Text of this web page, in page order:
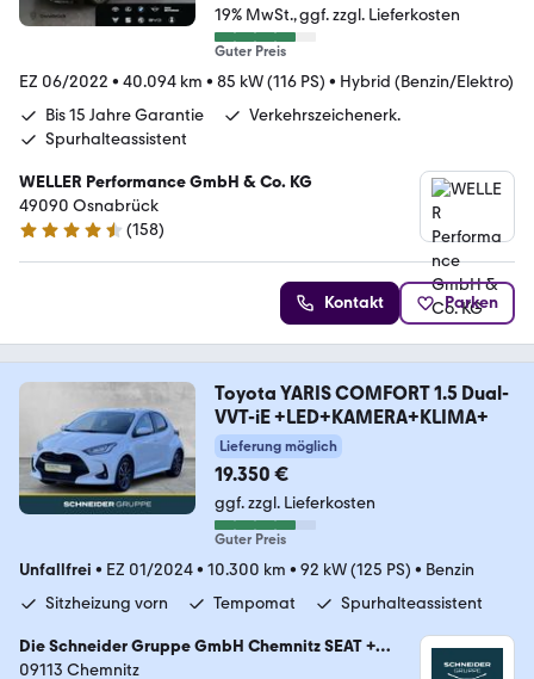
19% MwSt. ggf. zzgl. Lieferkosten
Guter Preis
EZ 06/2022 • 40.094 km • 85 kW (116 PS) • Hybrid (Benzin/Elektro)
Bis 15 Jahre Garantie
Verkehrszeichenerk.
Spurhalteassistent
WELLER Performance GmbH & Co. KG
49090 Osnabrück
4.6 Sterne
(158)
Kontakt Parken
Toyota YARIS COMFORT 1.5 Dual-
VVT-iE +LED+KAMERA+KLIMA+
Lieferung möglich
19.350 €
ggf. zzgl. Lieferkosten
Guter Preis
Unfallfrei • EZ 01/2024• 10.300 km • 92 kW (125 PS) • Benzin
Sitzheizung vorn
Tempomat Spurhalteassistent
Die Schneider Gruppe GmbH Chemnitz SEAT +
Wohnmobilcenter
09113 Chemnitz